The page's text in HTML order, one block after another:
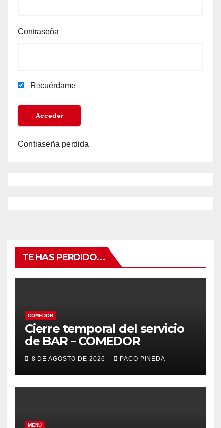
Contraseña
Recuérdame
Contraseña perdida
TE HAS PERDIDO...
COMEDOR
Cierre temporal del servicio
de BAR – COMEDOR
8 DE AGOSTO DE 2026 PACO PINEDA
MENÚ